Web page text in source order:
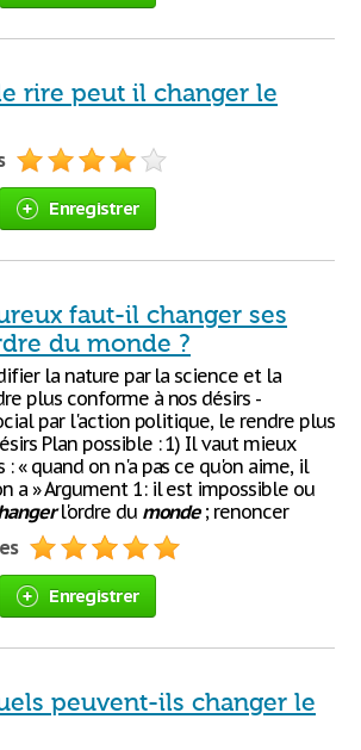
rire peut il changer le
Enregistrer
faut-il changer ses
du monde ?
la nature par la science et la
plus conforme à nos désirs -
par l'action politique, le rendre plus
Plan possible : 1) Il vaut mieux
: « quand on n'a pas ce qu'on aime, il
a » Argument 1: il est impossible ou
l'ordre du monde; renoncer
Enregistrer
peuvent-ils changer le